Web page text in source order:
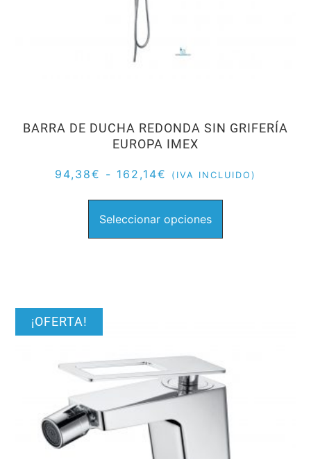
BARRA DE DUCHA REDONDA SIN GRIFERÍA
EUROPA IMEX
94,38€ - 162,14€ (IVA INCLUIDO)
Seleccionar opciones
¡OFERTA!